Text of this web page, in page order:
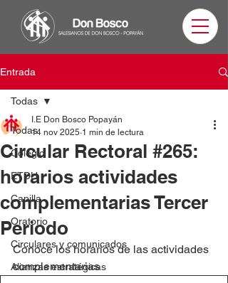
Entrada
Todas
Colegio
ETDH
Capilla
Oratorio
Circulares y comunicados
Alianzas estratégicas
Todas
Circular Rectoral #265:
horarios actividades
complementarias Tercer
Periodo
I.E Don Bosco Popayán
14 nov 2025 1 min de lectura
Conoce los horarios de las actividades
complementarias